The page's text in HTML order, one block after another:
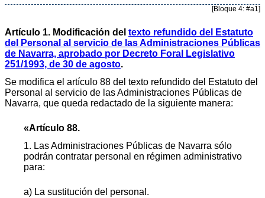
[Bloque 4: #a1]
Artículo 1. Modificación del texto refundido del Estatuto
del Personal al servicio de las Administraciones Públicas
de Navarra, aprobado por Decreto Foral Legislativo
251/1993, de 30 de agosto.
Se modifica el artículo 88 del texto refundido del Estatuto del
Personal al servicio de las Administraciones Públicas de
Navarra, que queda redactado de la siguiente manera:
«Artículo 88.
1. Las Administraciones Públicas de Navarra sólo
podrán contratar personal en régimen administrativo
para:
a) La sustitución del personal.